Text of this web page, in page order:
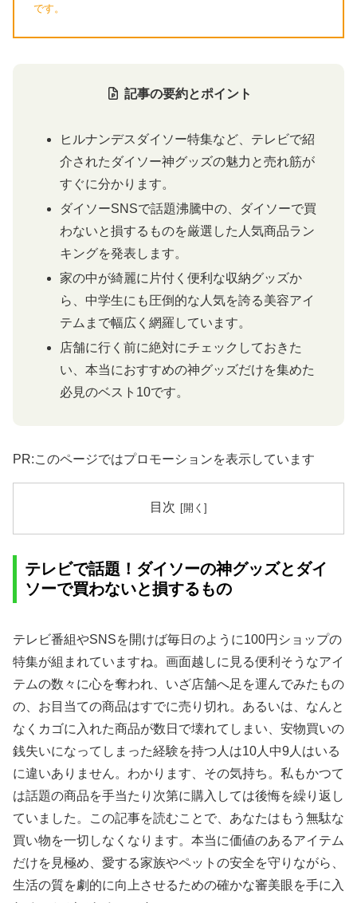
です。
記事の要約とポイント
ヒルナンデスダイソー特集など、テレビで紹
介されたダイソー神グッズの魅力と売れ筋が
すぐに分かります。
ダイソーSNSで話題沸騰中の、ダイソーで買
わないと損するものを厳選した人気商品ラン
キングを発表します。
家の中が綺麗に片付く便利な収納グッズか
ら、中学生にも圧倒的な人気を誇る美容アイ
テムまで幅広く網羅しています。
店舗に行く前に絶対にチェックしておきた
い、本当におすすめの神グッズだけを集めた
必見のベスト10です。
PR:このページではプロモーションを表示しています
目次
テレビで話題！ダイソーの神グッズとダイ
ソーで買わないと損するもの
テレビ番組やSNSを開けば毎日のように100円ショップの
特集が組まれていますね。画面越しに見る便利そうなアイ
テムの数々に心を奪われ、いざ店舗へ足を運んでみたもの
の、お目当ての商品はすでに売り切れ。あるいは、なんと
なくカゴに入れた商品が数日で壊れてしまい、安物買いの
銭失いになってしまった経験を持つ人は10人中9人はいる
に違いありません。わかります、その気持ち。私もかつて
は話題の商品を手当たり次第に購入しては後悔を繰り返し
ていました。この記事を読むことで、あなたはもう無駄な
買い物を一切しなくなります。本当に価値のあるアイテム
だけを見極め、愛する家族やペットの安全を守りながら、
生活の質を劇的に向上させるための確かな審美眼を手に入